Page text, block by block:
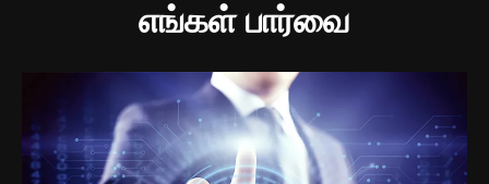
எங்கள் பார்வை